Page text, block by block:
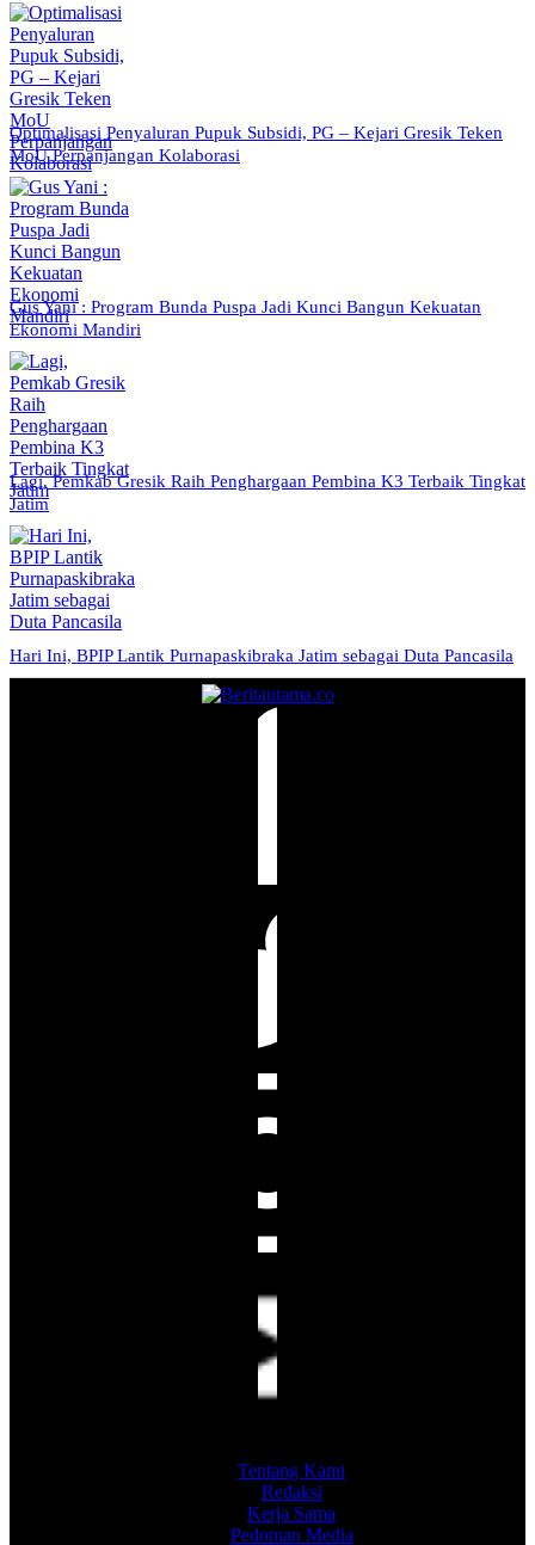
Optimalisasi Penyaluran Pupuk Subsidi, PG – Kejari Gresik Teken
MoU Perpanjangan Kolaborasi
Gus Yani : Program Bunda Puspa Jadi Kunci Bangun Kekuatan
Ekonomi Mandiri
Lagi, Pemkab Gresik Raih Penghargaan Pembina K3 Terbaik Tingkat
Jatim
Hari Ini, BPIP Lantik Purnapaskibraka Jatim sebagai Duta Pancasila
Tentang Kami
Redaksi
Kerja Sama
Pedoman Media